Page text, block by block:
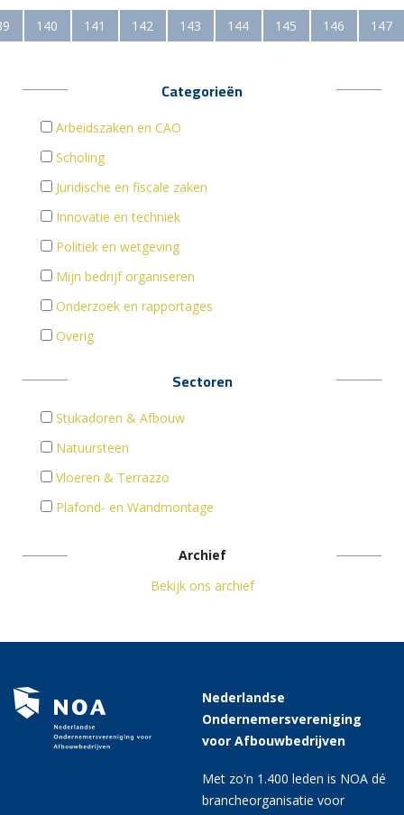
140 141 142 143 144 145 146 147
Categorieën
Arbeidszaken en CAO
Scholing
Juridische en fiscale zaken
Innovatie en techniek
Politiek en wetgeving
Mijn bedrijf organiseren
Onderzoek en rapportages
Overig
Sectoren
Stukadoren & Afbouw
Natuursteen
Vloeren & Terrazzo
Plafond- en Wandmontage
Archief
Bekijk ons archief
Nederlandse
Ondernemersvereniging
voor Afbouwbedrijven
Met zo'n 1.400 leden is NOA dé
brancheorganisatie voor